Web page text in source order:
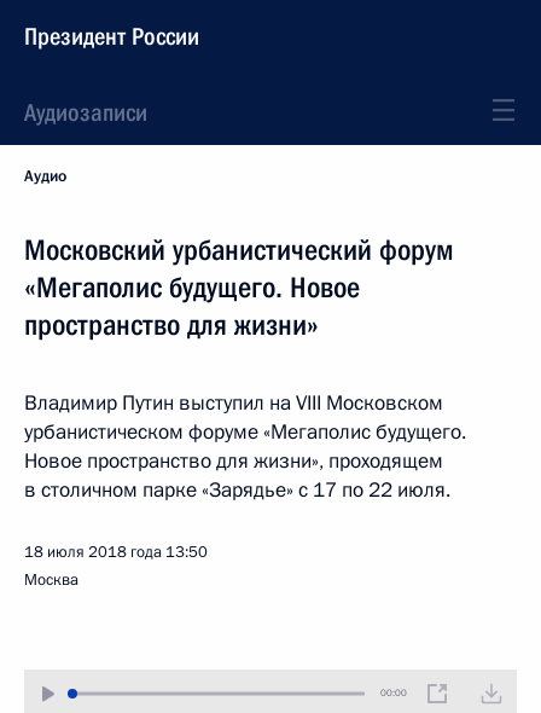
Президент России
Аудиозаписи
Аудио
Московский урбанистический форум
«Мегаполис будущего. Новое
пространство для жизни»
Владимир Путин выступил на VIII Московском
урбанистическом форуме «Мегаполис будущего.
Новое пространство для жизни», проходящем
в столичном парке «Зарядье» с 17 по 22 июля.
18 июля 2018 года 13:50
Москва
00:00